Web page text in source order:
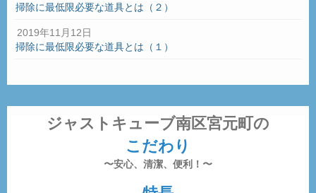
掃除に最低限必要な道具とは（２）
2019年11月12日
掃除に最低限必要な道具とは（１）
ジャストキューブ南区宮元町の
こだわり
〜安心、清潔、便利！〜